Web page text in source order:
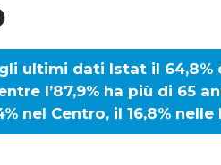
ultimi dati Istat il 64,8%
l’87,9% ha più di 65
nel Centro, il 16,8% nelle